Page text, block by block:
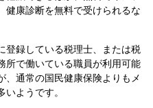
健康診断を無料で受けられるな
登録している税理士、または税
所で働いている職員が利用可能
、通常の国民健康保険よりもメ
いようです。